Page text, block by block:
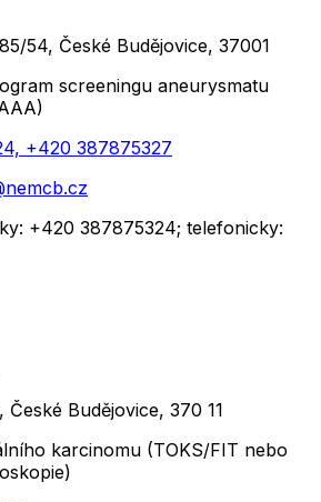
54, České Budějovice, 37001
screeningu aneurysmatu
+420 387875327
+420 387875324; telefonicky:
Budějovice, 370 11
karcinomu (TOKS/FIT nebo